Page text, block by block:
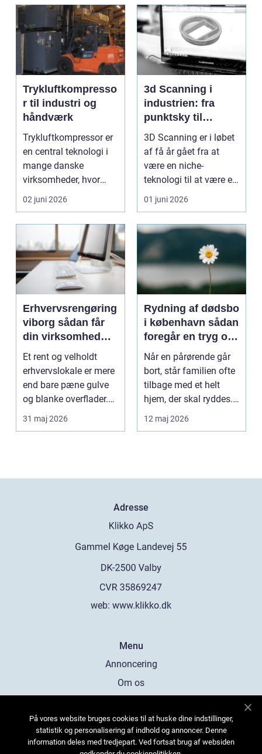
Trykluftkompresso
r til industri og
håndværk
Trykluftkompressor er
en central teknologi i
mange danske
virksomheder, hvor
stabil forsyning af try...
02 juni 2026
3d Scanning i
industrien: fra
punktsky til
præcist
projektgrundlag
3D Scanning er i løbet
af få år gået fra at
være en niche-
teknologi til at være et
helt almindeligt ...
01 juni 2026
Erhvervsrengøring
viborg sådan får
din virksomhed
mere tid og bedre
arbejdsmiljø
Et rent og velholdt
erhvervslokale er mere
end bare pæne gulve
og blanke overflader.
Rengøringen påv...
31 maj 2026
Rydning af dødsbo
i københavn sådan
foregår en tryg og
effektiv proces
Når en pårørende går
bort, står familien ofte
tilbage med et helt
hjem, der skal ryddes.
Møbler, per...
12 maj 2026
Adresse
web: www.klikko.dk
Menu
Annoncering
Om os
Kontakt os
Sitemap
På vores website bruges cookies til at huske dine indstillinger,
statistik og personalisering af indhold og annoncer. Denne
information deles med tredjepart. Ved fortsat brug af websiden